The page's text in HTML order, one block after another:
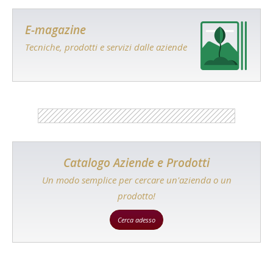
E-magazine
Tecniche, prodotti e servizi dalle aziende
Catalogo Aziende e Prodotti
Un modo semplice per cercare un'azienda o un
prodotto!
Cerca adesso